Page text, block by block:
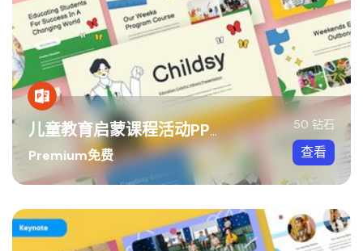
儿童教育启蒙课程活动PPT模板
Premium免费
50 钻石
查看